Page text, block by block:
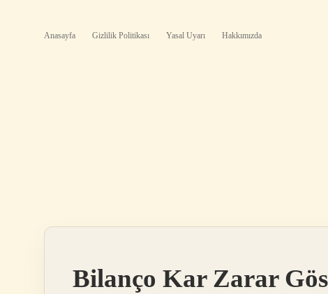
Anasayfa Gizlilik Politikası Yasal Uyarı Hakkımızda
Bilanço Kar Zarar